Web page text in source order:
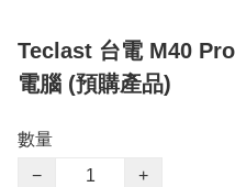
Teclast 台電 M40
電腦 (預購產品)
數量
−
+